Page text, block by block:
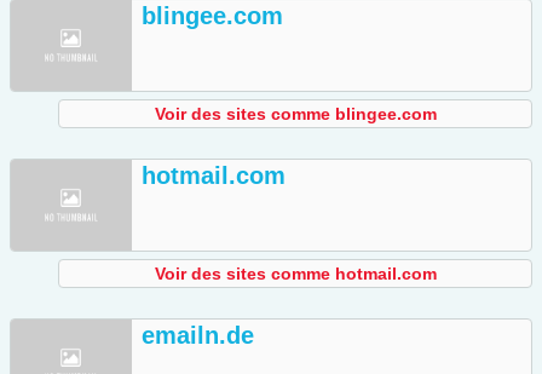
blingee.com
Voir des sites comme blingee.com
hotmail.com
Voir des sites comme hotmail.com
emailn.de